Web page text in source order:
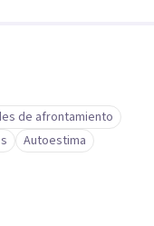
de afrontamiento
Autoestima